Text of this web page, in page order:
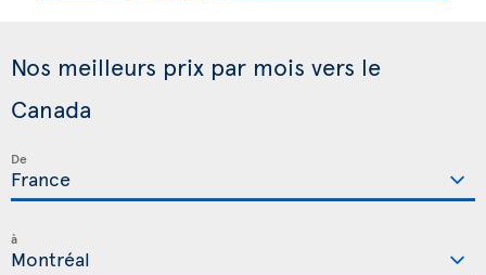
Nos meilleurs prix par mois vers le
Canada
De
à